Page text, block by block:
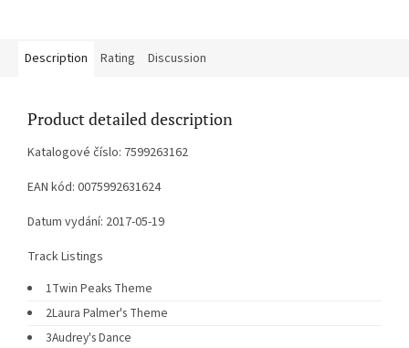
Description Rating Discussion
Product detailed description
Katalogové číslo: 7599263162
EAN kód: 0075992631624
Datum vydání: 2017-05-19
Track Listings
1Twin Peaks Theme
2Laura Palmer's Theme
3Audrey's Dance